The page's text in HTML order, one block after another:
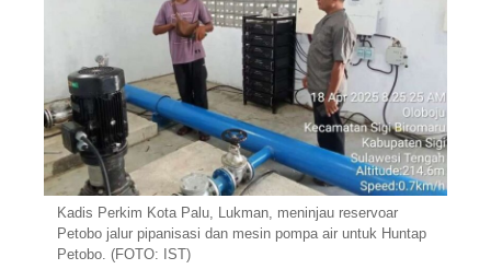
Kadis Perkim Kota Palu, Lukman, meninjau reservoar
Petobo jalur pipanisasi dan mesin pompa air untuk Huntap
Petobo. (FOTO: IST)